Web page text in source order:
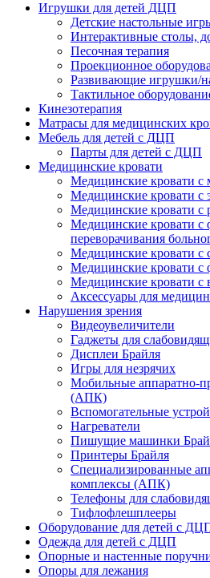
Игрушки для детей ДЦП
Детские настольные
Интерактивные столы,
Песочная терапия
Проекционное
Развивающие игрушки/
Тактильное
Кинезотерапия
Матрасы для медицинских
Мебель для детей с ДЦП
Парты для детей с ДЦП
Медицинские кровати
Медицинские кровати с
Медицинские кровати с
Медицинские кровати с
Медицинские кровати с
переворачивания
Медицинские кровати с
Медицинские кровати с
Медицинские кровати с
Аксессуары для
Нарушения зрения
Видеоувеличители
Гаджеты для
Дисплеи Брайля
Игры для незрячих
Мобильные аппаратно-
(АПК)
Вспомогательные
Нагреватели
Пишущие машинки
Принтеры Брайля
Специализированные
комплексы (АПК)
Телефоны для
Тифлофлешплееры
Оборудование для детей с
Одежда для детей с ДЦП
Опорные и настенные
Опоры для лежания